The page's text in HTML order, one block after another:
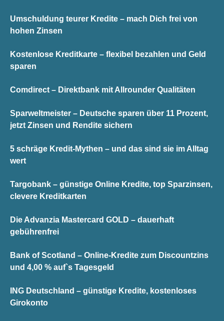
Umschuldung teurer Kredite – mach Dich frei von
hohen Zinsen
Kostenlose Kreditkarte – flexibel bezahlen und Geld
sparen
Comdirect – Direktbank mit Allrounder Qualitäten
Sparweltmeister – Deutsche sparen über 11 Prozent,
jetzt Zinsen und Rendite sichern
5 schräge Kredit-Mythen – und das sind sie im Alltag
wert
Targobank – günstige Online Kredite, top Sparzinsen,
clevere Kreditkarten
Die Advanzia Mastercard GOLD – dauerhaft
gebührenfrei
Bank of Scotland – Online-Kredite zum Discountzins
und 4,00 % auf`s Tagesgeld
ING Deutschland – günstige Kredite, kostenloses
Girokonto